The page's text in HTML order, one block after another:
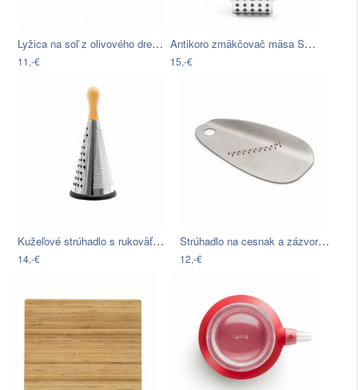
Lyžica na soľ z olivového dreva Jean…
11,-€
Antikoro zmäkčovač mäsa Sagaform BBQ
15,-€
Kužeľové strúhadlo s rukoväťou z…
14,-€
Strúhadlo na cesnak a zázvor Joseph…
12,-€